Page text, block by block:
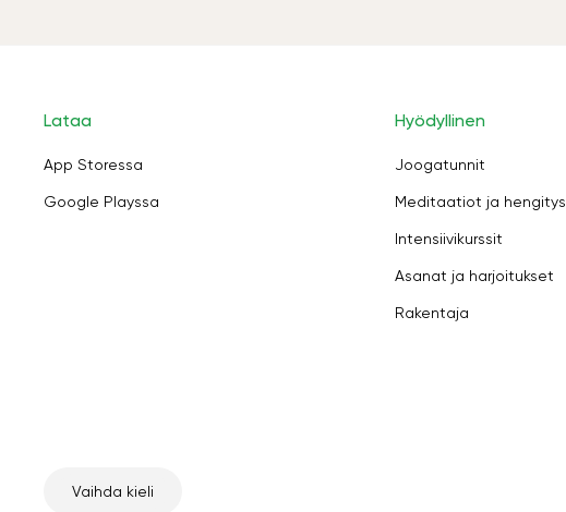
Lataa
App Storessa
Google Playssa
Hyödyllinen
Joogatunnit
Meditaatiot ja hengitys
Intensiivikurssit
Asanat ja harjoitukset
Rakentaja
Vaihda kieli